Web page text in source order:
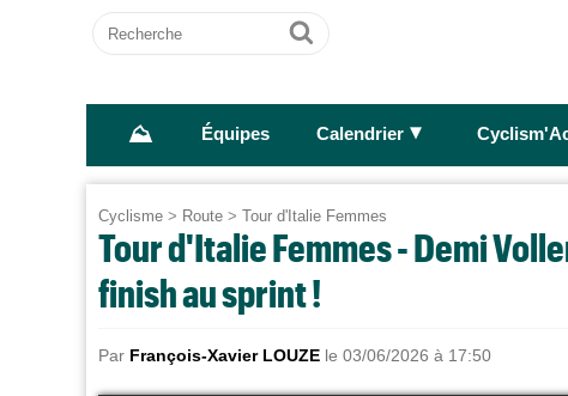
Recherche
Ok
⛰ Équipes Calendrier ►
Cyclisme > Route > Tour d'Italie Femmes
Tour d'Italie Femmes - Demi
finish au sprint !
Par François-Xavier LOUZE le 03/06/2026 à 17:50